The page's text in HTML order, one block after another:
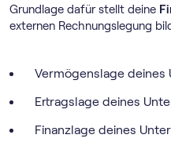
Grundlage dafür stellt deine
externen Rechnungslegung
Vermögenslage deines
Ertragslage deines
Finanzlage deines